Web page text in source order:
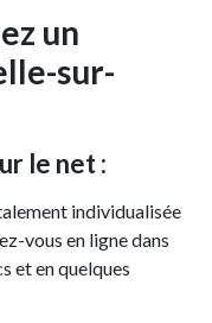
un
sur-
le net :
individualisée
vous en ligne dans
et en quelques